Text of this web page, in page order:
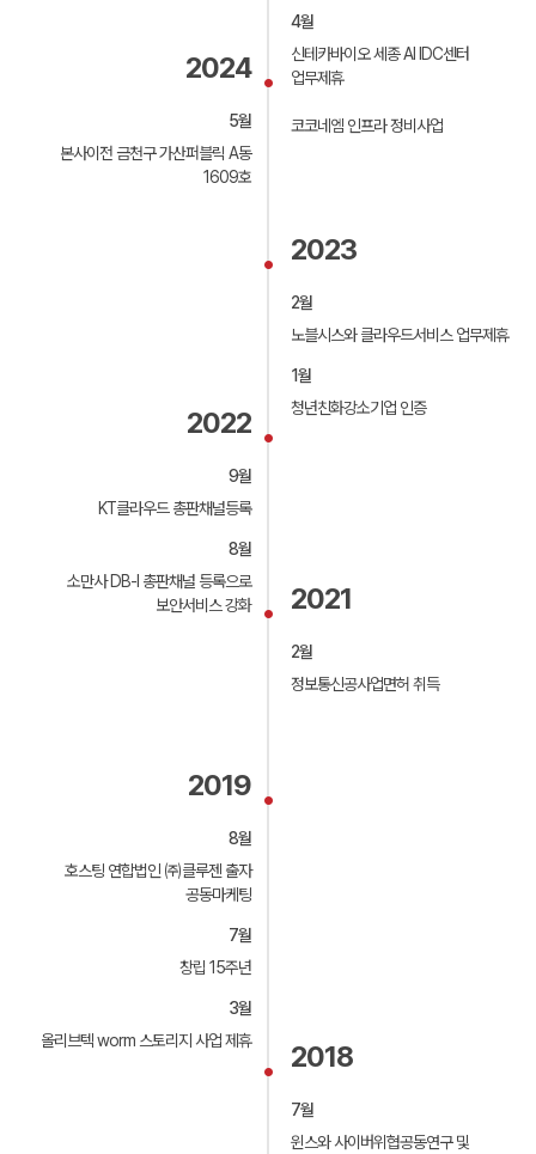
4월
신테카바이오 세종 AI IDC센터
업무제휴
코코네엠 인프라 정비사업
2024
5월
본사이전 금천구 가산퍼블릭 A동
1609호
2023
2월
노블시스와 클라우드서비스 업무제휴
1월
청년친화강소기업 인증
2022
9월
KT클라우드 총판채널등록
8월
소만사 DB-I 총판채널 등록으로
보안서비스 강화
2021
2월
정보통신공사업면허 취득
2019
8월
호스팅 연합법인 ㈜클루젠 출자
공동마케팅
7월
창립 15주년
3월
올리브텍 worm 스토리지 사업 제휴
2018
7월
윈스와 사이버위협공동연구 및